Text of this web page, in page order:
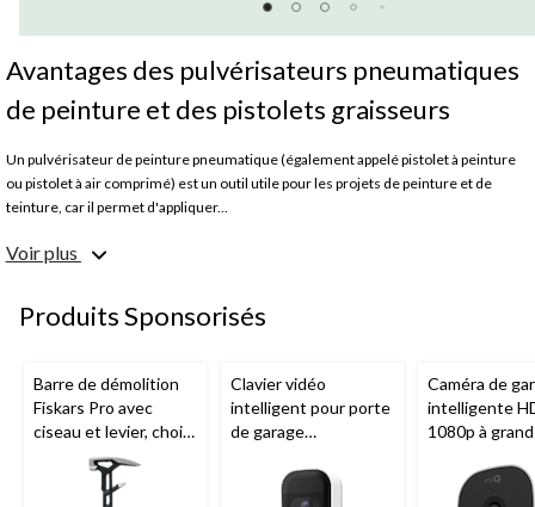
Avantages des pulvérisateurs pneumatiques
de peinture et des pistolets graisseurs
Un pulvérisateur de peinture pneumatique (également appelé pistolet à peinture
ou pistolet à air comprimé) est un outil utile pour les projets de peinture et de
teinture, car il permet d'appliquer...
Quel type de pulvérisateur de peinture pneumatique dois-
pneumatiques nécessitent un
compresseur d'airpour fonctionner, bien que
certains soient équipés de pompes manuelles intégrées pour une plus grande
mobilité. Les pulvérisateurs de peinture électriques se déclinent en modèles avec
ou sans fil. Le choix du meilleur modèle dépend de la portabilité dont vous avez
besoin pour vos projets.
Voir plus
Produits Sponsorisés
Barre de démolition
Fiskars Pro avec
ciseau et levier, choix
de tailles
Clavier vidéo
intelligent pour porte
de garage
nocturne, résistant
aux intempéries,
Caméra de
intelligente
1080p à
nocturne,
aux